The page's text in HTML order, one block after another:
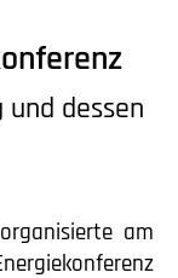
und dessen
am